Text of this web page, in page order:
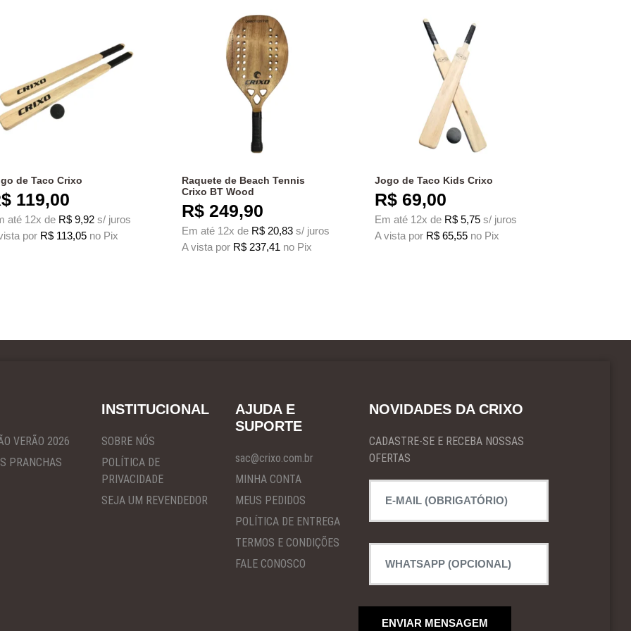
de Taco Crixo
119,00
até 12x de R$ 9,92 s/ juros
por R$ 113,05 no Pix
Raquete de Beach Tennis
Crixo BT Wood
R$ 249,90
Em até 12x de R$ 20,83 s/ juros
A vista por R$ 237,41 no Pix
Jogo de Taco Kids Crixo
R$ 69,00
Em até 12x de R$ 5,75 s/ juros
A vista por R$ 65,55 no Pix
VERÃO 2026
PRANCHAS
INSTITUCIONAL
SOBRE NÓS
POLÍTICA DE
PRIVACIDADE
SEJA UM REVENDEDOR
AJUDA E
SUPORTE
sac@crixo.com.br
MINHA CONTA
MEUS PEDIDOS
POLÍTICA DE ENTREGA
TERMOS E CONDIÇÕES
FALE CONOSCO
NOVIDADES DA CRIXO
CADASTRE-SE E RECEBA NOSSAS
OFERTAS